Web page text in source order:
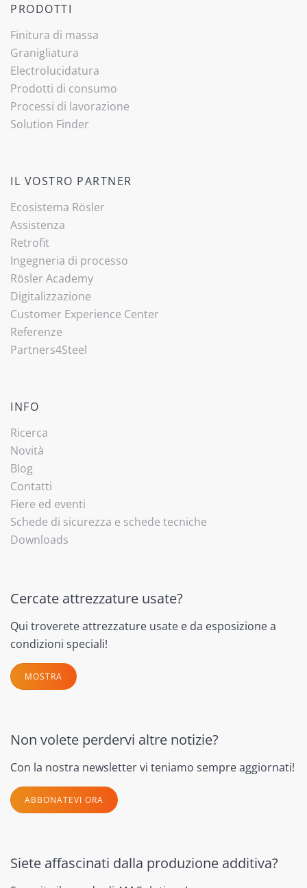
PRODOTTI
Finitura di massa
Granigliatura
Electrolucidatura
Prodotti di consumo
Processi di lavorazione
Solution Finder
IL VOSTRO PARTNER
Ecosistema Rösler
Assistenza
Retrofit
Ingegneria di processo
Rösler Academy
Digitalizzazione
Customer Experience Center
Referenze
Partners4Steel
INFO
Ricerca
Novità
Blog
Contatti
Fiere ed eventi
Schede di sicurezza e schede tecniche
Downloads
Cercate attrezzature usate?
Qui troverete attrezzature usate e da esposizione a
condizioni speciali!
MOSTRA
Non volete perdervi altre notizie?
Con la nostra newsletter vi teniamo sempre aggiornati!
ABBONATEVI ORA
Siete affascinati dalla produzione additiva?